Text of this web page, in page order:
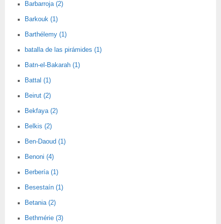
Barbarroja (2)
Barkouk (1)
Barthélemy (1)
batalla de las pirámides (1)
Batn-el-Bakarah (1)
Battal (1)
Beirut (2)
Bekfaya (2)
Belkis (2)
Ben-Daoud (1)
Benoni (4)
Berbería (1)
Besestaín (1)
Betania (2)
Bethmérie (3)